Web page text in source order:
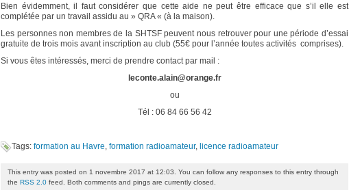
Bien évidemment, il faut considérer que cette aide ne peut être efficace que s’il elle est
complétée par un travail assidu au » QRA « (à la maison).
Les personnes non membres de la SHTSF peuvent nous retrouver pour une période d’essai
gratuite de trois mois avant inscription au club (55€ pour l’année toutes activités comprises).
Si vous êtes intéressés, merci de prendre contact par mail :
leconte.alain@orange.fr
ou
Tél : 06 84 66 56 42
Tags: formation au Havre formation radioamateur, licence radioamateur
This entry was posted on 1 novembre 2017 at 12:03. You can follow any responses to this entry through
the RSS 2.0 feed. Both comments and pings are currently closed.